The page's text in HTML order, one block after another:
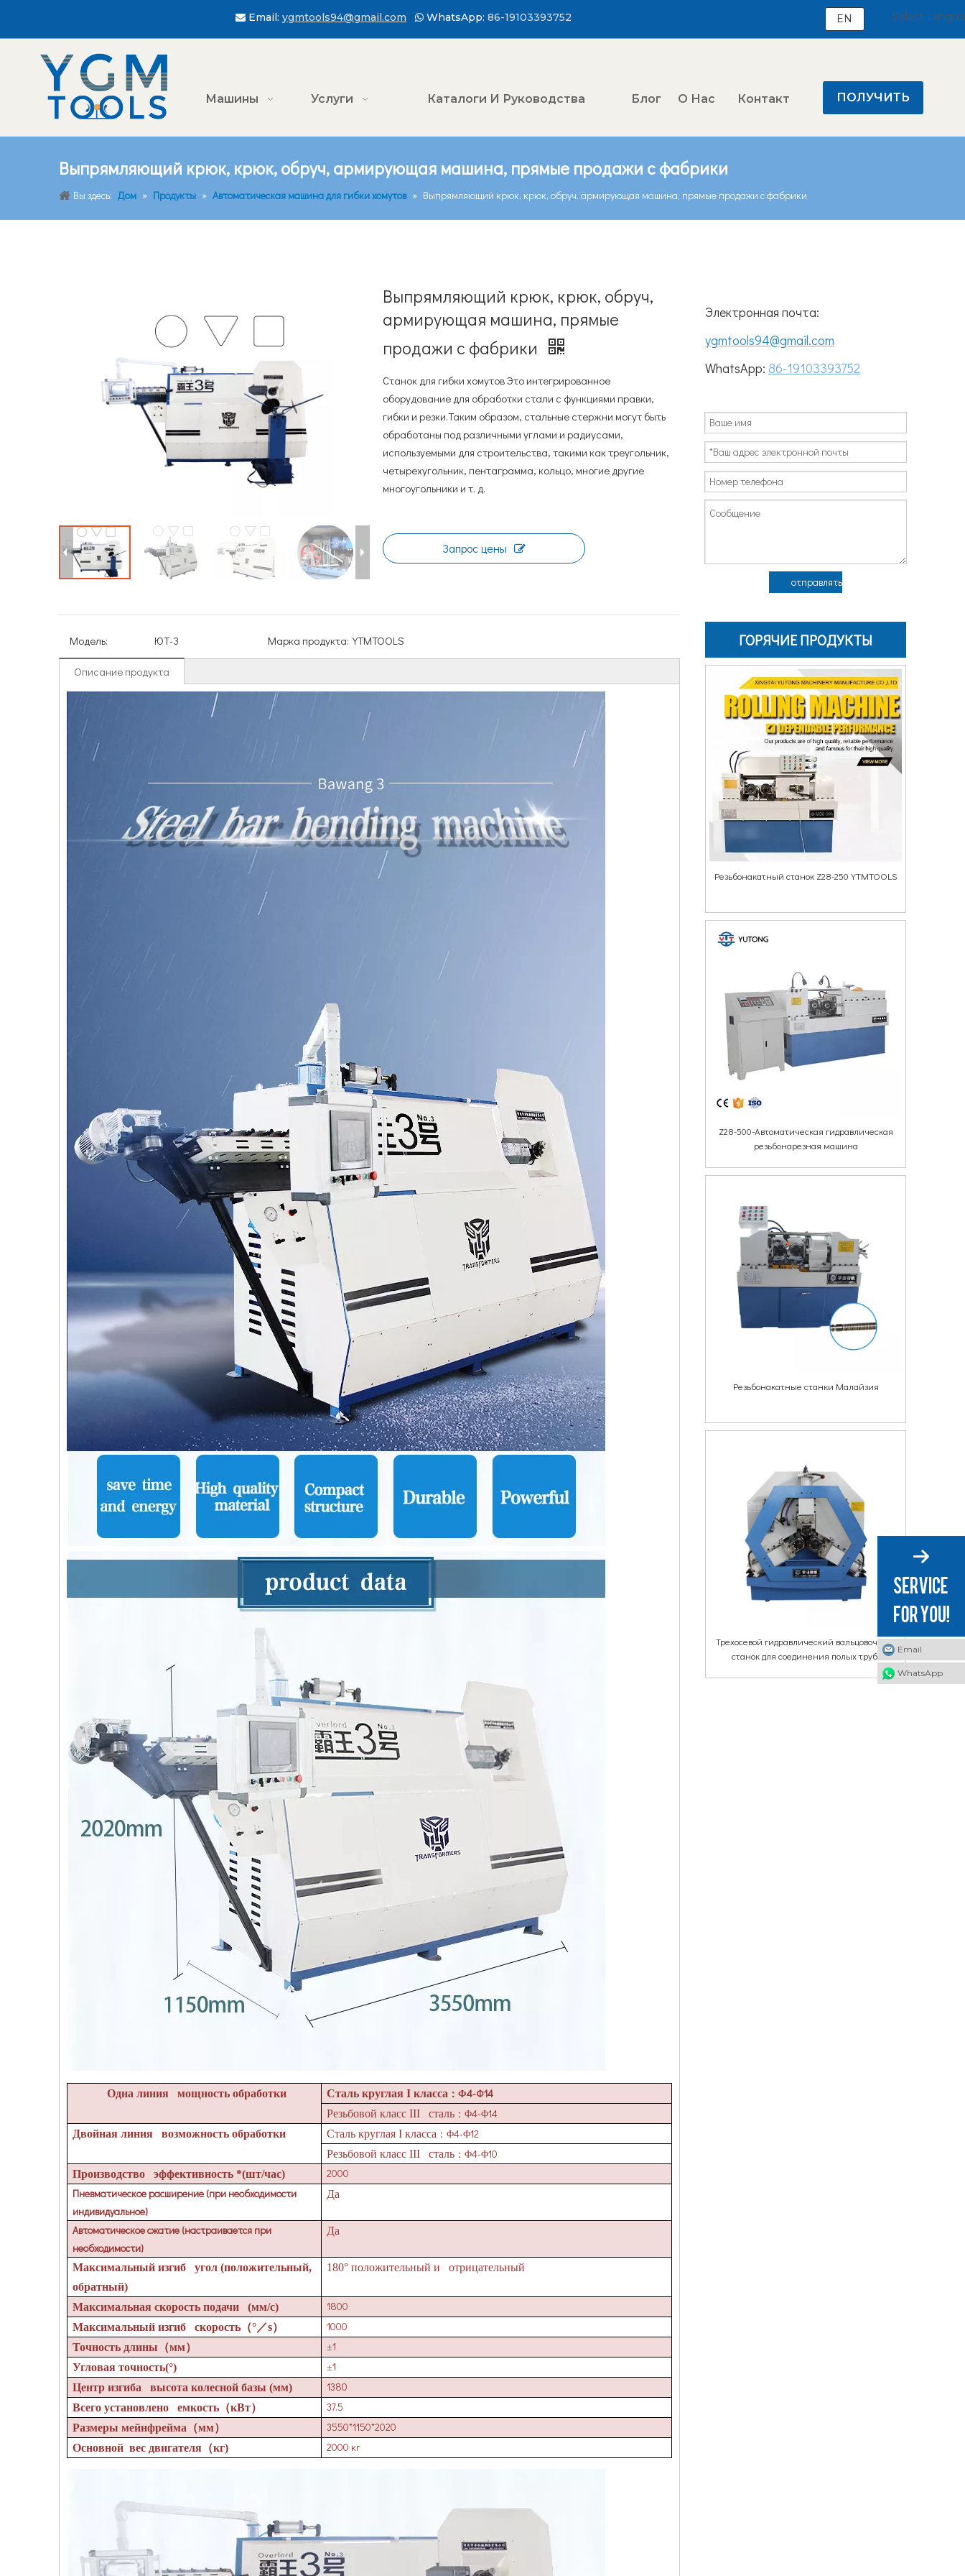
 Email: ygmtools94@gmail.com  WhatsApp: 86-19103393752 EN Select
Машины Услуги Каталоги И Руководства Блог О Нас Контакт ПОЛУЧИТЬ
Выпрямляющий крюк, крюк, обруч, армирующая машина, прямые продажи с фабрики
Вы здесь: Дом » Продукты » Автоматическая машина для гибки хомутов » Выпрямляющий крюк, крюк, обруч, армирующая машина, прямые продажи с фабрики
Выпрямляющий крюк, крюк, обруч,
армирующая машина, прямые
продажи с фабрики
Станок для гибки хомутов Это интегрированное
оборудование для обработки стали с функциями правки,
гибки и резки.Таким образом, стальные стержни могут быть
обработаны под различными углами и радиусами,
используемыми для строительства, такими как треугольник,
четырехугольник, пентаграмма, кольцо, многие другие
многоугольники и т. д.
Запрос цены
Модель: ЮТ-3 Марка продукта: YTMTOOLS
Описание продукта
Одна линия мощность обработки Сталь круглая I класса ：Φ4-Φ14
Резьбовой класс III сталь ：Φ4-Φ14
Двойная линия возможность обработки Сталь круглая I класса ：Φ4-Φ12
Резьбовой класс III сталь ：Φ4-Φ10
Производство эффективность *(шт/час)
2000
Пневматическое расширение (при необходимости
индивидуальное)
Да
Автоматическое сжатие (настраивается при
необходимости)
Да
Максимальный изгиб угол (положительный,
обратный)
180° положительный и отрицательный
Максимальная скорость подачи (мм/с) 1800
Максимальный изгиб скорость （°／s） 1000
Точность длины （мм） ±1
Угловая точность(°) ±1
Центр изгиба высота колесной базы (мм) 1380
Всего установлено емкость （кВт） 37.5
Размеры мейнфрейма （мм） 3550*1150*2020
Основной вес двигателя （кг) 2000 кг
Электронная почта:
ygmtools94@gmail.com
WhatsApp: 86-19103393752
отправлять
ГОРЯЧИЕ ПРОДУКТЫ
Резьбонакатный станок Z28-250 YTMTOOLS
Z28-500-Автоматическая гидравлическая
резьбонарезная машина
Резьбонакатные станки Малайзия
Трехосевой гидравлический вальцовочный
станок для соединения полых труб,
Email
WhatsApp